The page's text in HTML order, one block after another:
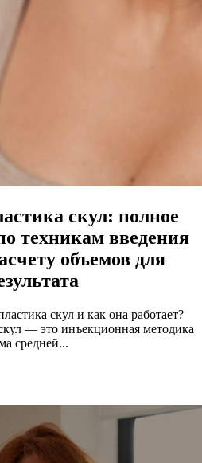
скул: полное
техникам введения
объемов для
скул и как она работает?
— это инъекционная методика
средней...